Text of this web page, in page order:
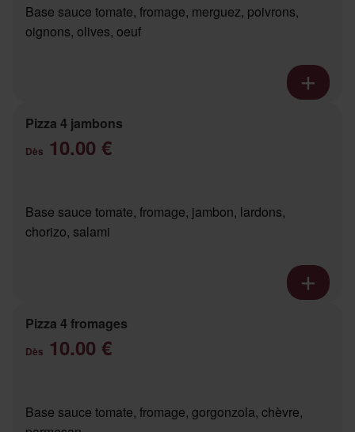
Base sauce tomate, fromage, merguez, poivrons,
oignons, olives, oeuf
Pizza 4 jambons
Dès 10.00 €
Base sauce tomate, fromage, jambon, lardons,
chorizo, salami
Pizza 4 fromages
Dès 10.00 €
Base sauce tomate, fromage, gorgonzola, chèvre,